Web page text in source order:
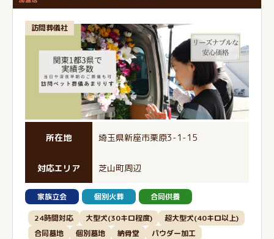
訪問葬儀社
所在地 埼玉県新座市栗原3-1-15
対応エリア 芝山町周辺
家族立会 個別火葬 合同供養
24時間対応 大型犬(30キロ程度)
超大型犬(40キロ以上)
合同墓地
個別墓地 納骨堂 パウダー加工